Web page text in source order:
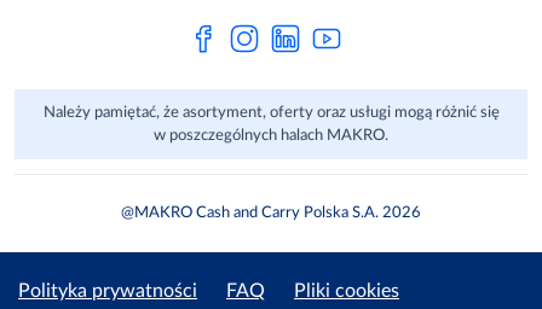
Sprawozdanie niefinansowe
Regulaminy akcji promocyjnych
Aplikacje mobilne
Należy pamiętać, że asortyment, oferty oraz usługi mogą różnić się
w poszczególnych halach MAKRO.
@MAKRO Cash and Carry Polska S.A. 2026
Polityka prywatności FAQ Pliki cookies